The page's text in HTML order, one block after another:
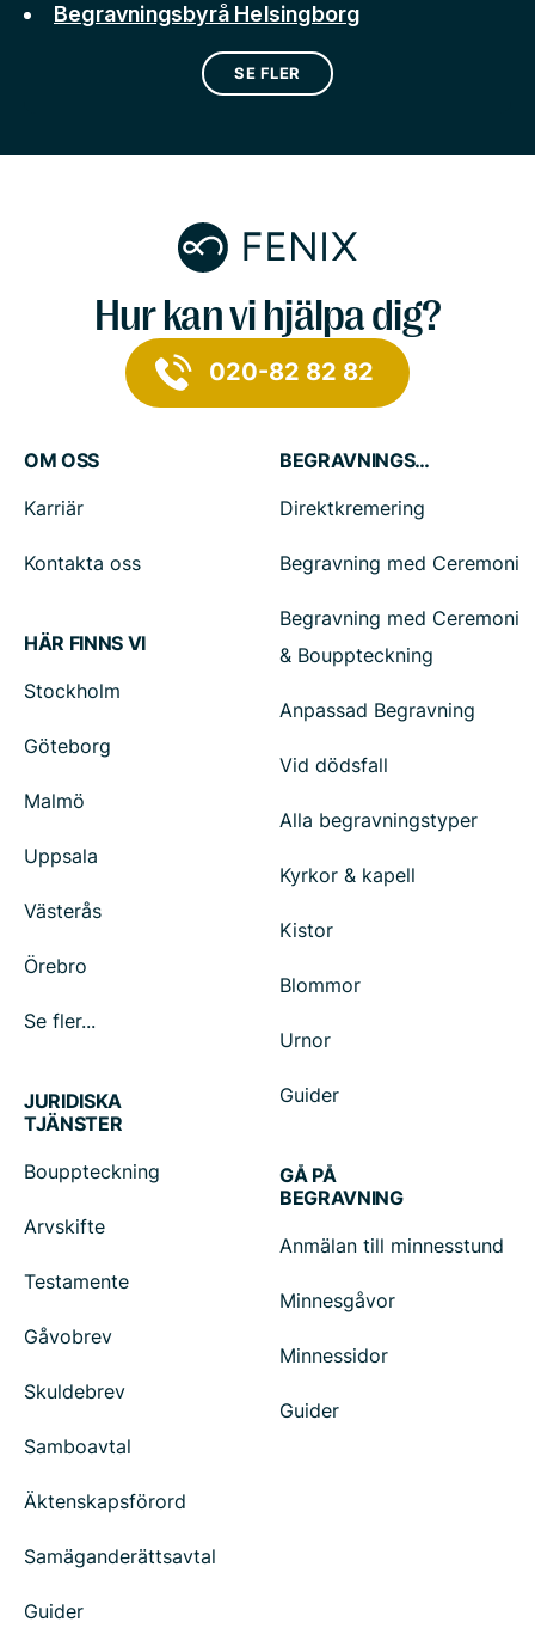
Begravningsbyrå Helsingborg
SE FLER
Hur kan vi hjälpa dig?
020-82 82 82
OM OSS
Karriär
Kontakta oss
HÄR FINNS VI
Stockholm
Göteborg
Malmö
Uppsala
Västerås
Örebro
Se fler...
BEGRAVNINGSTJÄNSTER
Direktkremering
Begravning med Ceremoni
Begravning med Ceremoni
& Bouppteckning
Anpassad Begravning
Vid dödsfall
Alla begravningstyper
Kyrkor & kapell
Kistor
Blommor
Urnor
Guider
JURIDISKA
TJÄNSTER
Bouppteckning
Arvskifte
Testamente
Gåvobrev
Skuldebrev
Samboavtal
Äktenskapsförord
Samäganderättsavtal
Guider
GÅ PÅ
BEGRAVNING
Anmälan till minnesstund
Minnesgåvor
Minnessidor
Guider